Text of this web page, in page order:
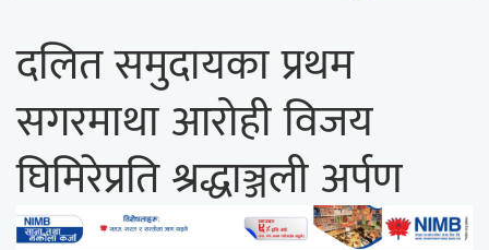
दलित समुदायका प्रथम
सगरमाथा आरोही विजय
घिमिरेप्रति श्रद्धाञ्जली अर्पण